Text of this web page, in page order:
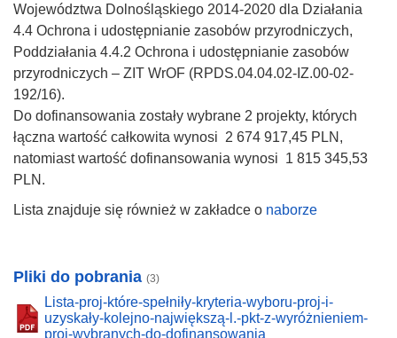
Województwa Dolnośląskiego 2014-2020 dla Działania
4.4 Ochrona i udostępnianie zasobów przyrodniczych,
Poddziałania 4.4.2 Ochrona i udostępnianie zasobów
przyrodniczych – ZIT WrOF (RPDS.04.04.02-IZ.00-02-
192/16).
Do dofinansowania zostały wybrane 2 projekty, których
łączna wartość całkowita wynosi 2 674 917,45 PLN,
natomiast wartość dofinansowania wynosi 1 815 345,53
PLN.
Lista znajduje się również w zakładce o naborze
Pliki do pobrania (3)
Lista-proj-które-spełniły-kryteria-wyboru-proj-i-
uzyskały-kolejno-największą-l.-pkt-z-wyróżnieniem-
proj-wybranych-do-dofinansowania